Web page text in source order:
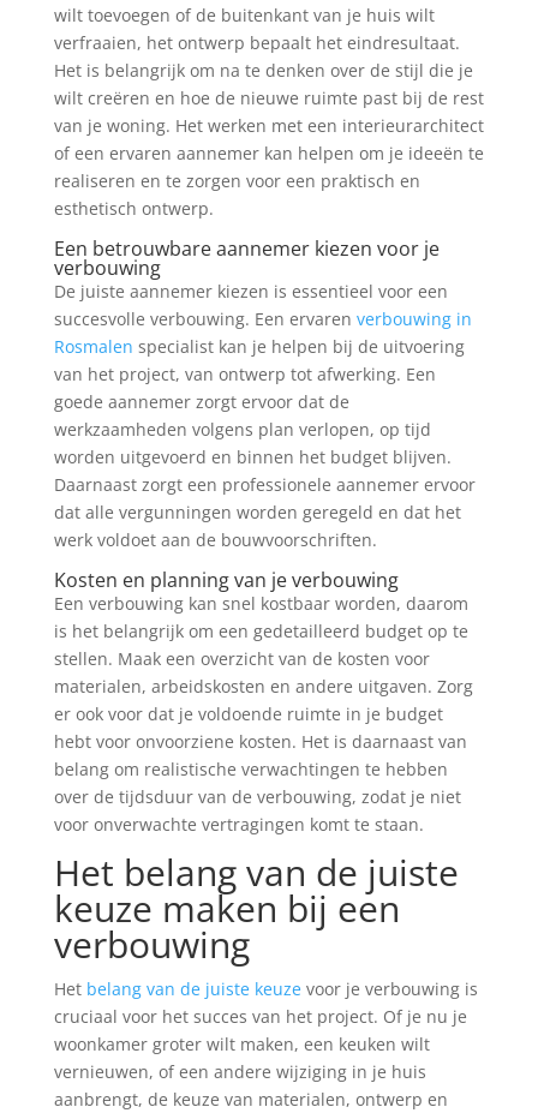
wilt toevoegen of de buitenkant van je huis wilt
verfraaien, het ontwerp bepaalt het eindresultaat.
Het is belangrijk om na te denken over de stijl die je
wilt creëren en hoe de nieuwe ruimte past bij de rest
van je woning. Het werken met een interieurarchitect
of een ervaren aannemer kan helpen om je ideeën te
realiseren en te zorgen voor een praktisch en
esthetisch ontwerp.
Een betrouwbare aannemer kiezen voor je
verbouwing
De juiste aannemer kiezen is essentieel voor een
succesvolle verbouwing. Een ervaren verbouwing in
Rosmalen specialist kan je helpen bij de uitvoering
van het project, van ontwerp tot afwerking. Een
goede aannemer zorgt ervoor dat de
werkzaamheden volgens plan verlopen, op tijd
worden uitgevoerd en binnen het budget blijven.
Daarnaast zorgt een professionele aannemer ervoor
dat alle vergunningen worden geregeld en dat het
werk voldoet aan de bouwvoorschriften.
Kosten en planning van je verbouwing
Een verbouwing kan snel kostbaar worden, daarom
is het belangrijk om een gedetailleerd budget op te
stellen. Maak een overzicht van de kosten voor
materialen, arbeidskosten en andere uitgaven. Zorg
er ook voor dat je voldoende ruimte in je budget
hebt voor onvoorziene kosten. Het is daarnaast van
belang om realistische verwachtingen te hebben
over de tijdsduur van de verbouwing, zodat je niet
voor onverwachte vertragingen komt te staan.
Het belang van de juiste
keuze maken bij een
verbouwing
Het belang van de juiste keuzevoor je verbouwing is
cruciaal voor het succes van het project. Of je nu je
woonkamer groter wilt maken, een keuken wilt
vernieuwen, of een andere wijziging in je huis
aanbrengt, de keuze van materialen, ontwerp en